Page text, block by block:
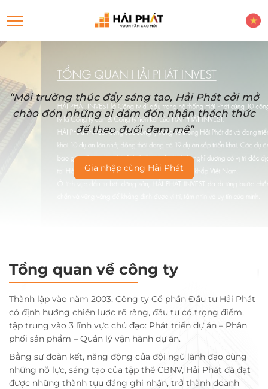
“Môi trường thúc đẩy sáng tạo, Hải Phát cởi mở
chào đón những ai dám đón nhận thách thức
để theo đuổi đam mê”
Gia nhập cùng Hải Phát
Tổng quan về công ty
Thành lập vào năm 2003, Công ty Cổ phần Đầu tư Hải Phát
có định hướng chiến lược rõ ràng, đầu tư có trọng điểm,
tập trung vào 3 lĩnh vực chủ đạo: Phát triển dự án – Phân
phối sản phẩm – Quản lý vận hành dự án.
Bằng sự đoàn kết, năng động của đội ngũ lãnh đạo cùng
những nỗ lực, sáng tạo của tập thể CBNV, Hải Phát đã đạt
được những thành tựu đáng ghi nhận, trở thành doanh